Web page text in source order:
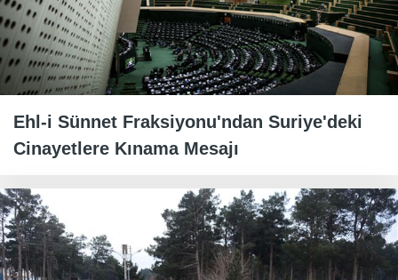
Ehl-i Sünnet Fraksiyonu'ndan Suriye'deki
Cinayetlere Kınama Mesajı